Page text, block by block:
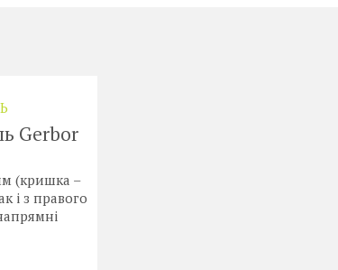
Gerbor
(кришка –
і з правого